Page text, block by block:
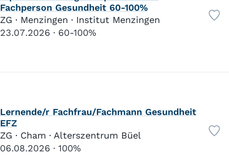
Fachperson Gesundheit 60-100%
ZG · Menzingen · Institut Menzingen
23.07.2026
60-100%
Lernende/r Fachfrau/Fachmann Gesundheit
EFZ
ZG · Cham · Alterszentrum Büel
06.08.2026
100%